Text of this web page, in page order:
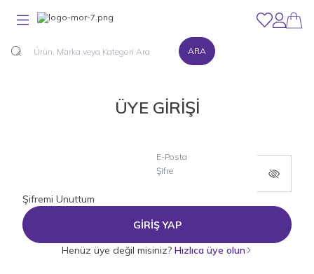
ARA
Hesabım
Favorilerim
ÜYE GİRİŞİ
E-Posta
Şifre
Şifremi Unuttum
GİRİŞ YAP
Henüz üye değil misiniz? Hızlıca üye olun